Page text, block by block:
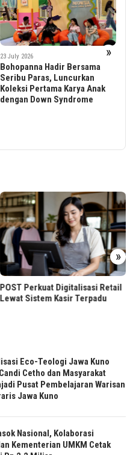
»
23 July 2026
Bohopanna Hadir Bersama
Seribu Paras, Luncurkan
Koleksi Pertama Karya Anak
dengan Down Syndrome
»
POST Perkuat Digitalisasi Retail
Lewat Sistem Kasir Terpadu
Eco-Teologi Jawa Kuno
Cetho dan Masyarakat
Pusat Pembelajaran Warisan
Jawa Kuno
Nasional, Kolaborasi
Kementerian UMKM Cetak